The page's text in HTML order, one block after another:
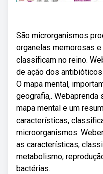
São microrganismos
organelas memorosas
classificam no reino.
de ação dos
O mapa mental,
geografia,.
mapa mental e um
características,
microorganismos.
as características,
metabolismo,
bactérias.